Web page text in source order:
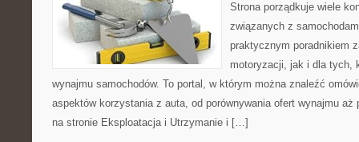
Strona porządkuje wiele
związanych z
praktycznym poradnikiem
motoryzacji, jak i dla tych,
wynajmu samochodów. To portal, w którym można znaleźć
aspektów korzystania z auta, od porównywania ofert wynajmu aż
na stronie Eksploatacja i Utrzymanie i […]